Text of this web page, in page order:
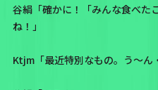
谷絹「確かに！「みんな食べた
ね！」
Ktjm「最近特別なもの。う～ん